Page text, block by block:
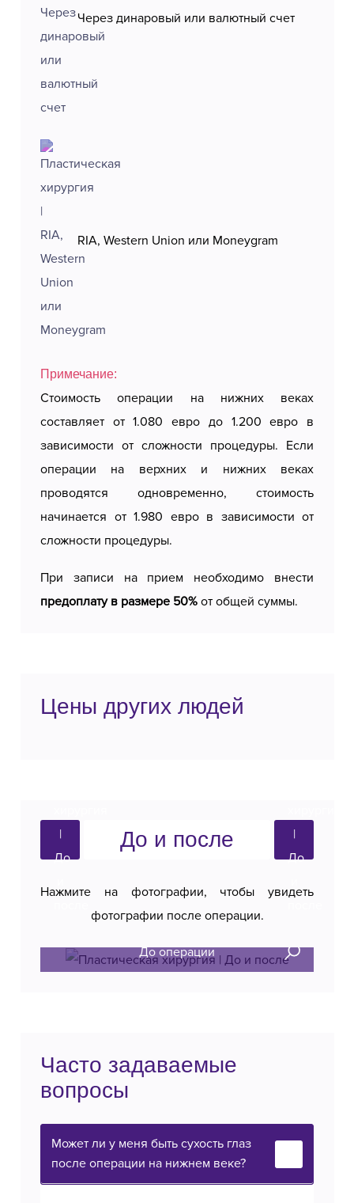
Через динаровый или валютный счет
RIA, Western Union или Moneygram
Примечание:
Стоимость операции на нижних веках
составляет от 1.080 евро до 1.200 евро в
зависимости от сложности процедуры. Если
операции на верхних и нижних веках
проводятся одновременно, стоимость
начинается от 1.980 евро в зависимости от
сложности процедуры.
При записи на прием необходимо внести
предоплату в размере 50% от общей суммы.
Цены других людей
До и после
Нажмите на фотографии, чтобы увидеть
фотографии после операции.
До операции
Часто задаваемые
вопросы
Может ли у меня быть сухость глаз
после операции на нижнем веке?